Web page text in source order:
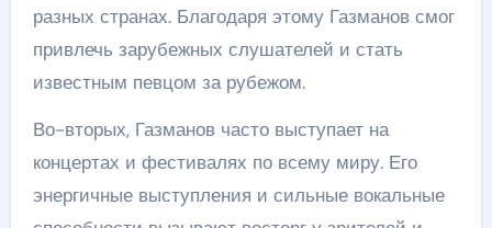
разных странах. Благодаря этому Газманов смог
привлечь зарубежных слушателей и стать
известным певцом за рубежом.
Во-вторых, Газманов часто выступает на
концертах и фестивалях по всему миру. Его
энергичные выступления и сильные вокальные